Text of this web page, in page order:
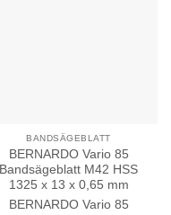
BANDSÄGEBLATT
BERNARDO Vario 85
Bandsägeblatt M42 HSS
1325 x 13 x 0,65 mm
BERNARDO Vario 85